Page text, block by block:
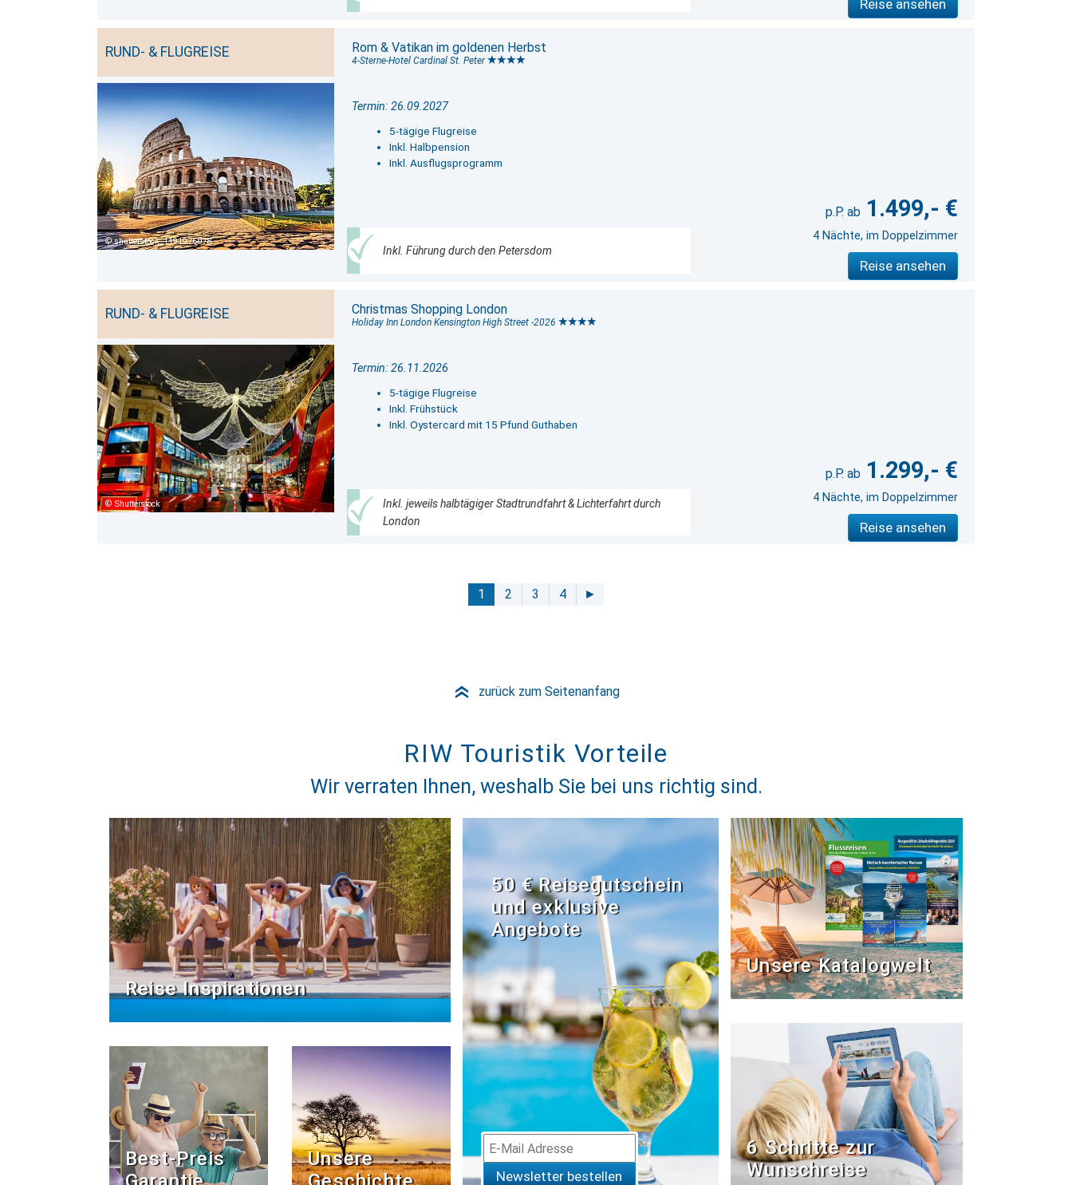
Reise ansehen
RUND- & FLUGREISE
shutterstock_1191976078
Rom & Vatikan im goldenen Herbst
4-Sterne-Hotel Cardinal St. Peter
Termin: 26.09.2027
5-tägige Flugreise
Inkl. Halbpension
Inkl. Ausflugsprogramm
Inkl. Führung durch den Petersdom
1.499,- €
4 Nächte, im Doppelzimmer
Reise ansehen
RUND- & FLUGREISE
Shutterstock
Christmas Shopping London
Holiday Inn London Kensington High Street -2026
Termin: 26.11.2026
5-tägige Flugreise
Inkl. Frühstück
Inkl. Oystercard mit 15 Pfund Guthaben
Inkl. jeweils halbtägiger Stadtrundfahrt & Lichterfahrt durch
London
1.299,- €
4 Nächte, im Doppelzimmer
Reise ansehen
1 2 3 4 ►
» zurück zum Seitenanfang
RIW Touristik Vorteile
Wir verraten Ihnen, weshalb Sie bei uns richtig sind.
Reise Inspirationen
Best-Preis
Unsere
50 € Reisegutschein
und exklusive
Angebote
Newsletter bestellen
Unsere Katalogwelt
6 Schritte zur
Wunschreise